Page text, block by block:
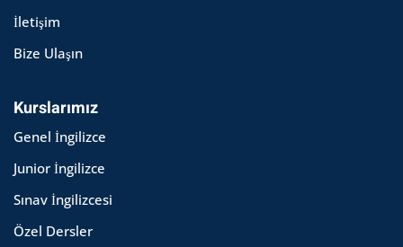
İletişim
Bize Ulaşın
Kurslarımız
Genel İngilizce
Junior İngilizce
Sınav İngilizcesi
Özel Dersler